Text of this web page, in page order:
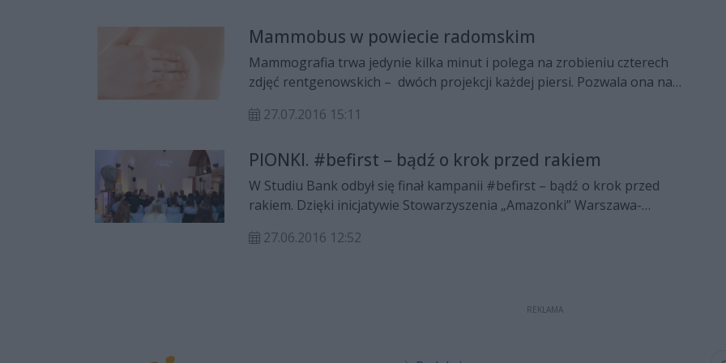
Mammobus w powiecie radomskim
Mammografia trwa jedynie kilka minut i polega na zrobieniu czterech
zdjęć rentgenowskich – dwóch projekcji każdej piersi. Pozwala ona na
etapie rozwoju, co bardzo istotnie zwiększa szansę wyleczenia.
27.07.2016 15:11
PIONKI. #befirst – bądź o krok przed rakiem
W Studiu Bank odbył się finał kampanii #befirst – bądź o krok przed
rakiem. Dzięki inicjatywie Stowarzyszenia „Amazonki” Warszawa-
młodzież z dwóch szkół średnich z województwa mazowieckiego wzięła
27.06.2016 12:52
REKLAMA